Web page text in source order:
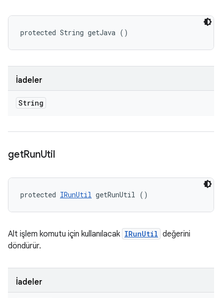
protected String getJava ()
İadeler
String
getRunUtil
protected IRunUtil getRunUtil ()
Alt işlem komutu için kullanılacak IRunUtil değerini
döndürür.
İadeler